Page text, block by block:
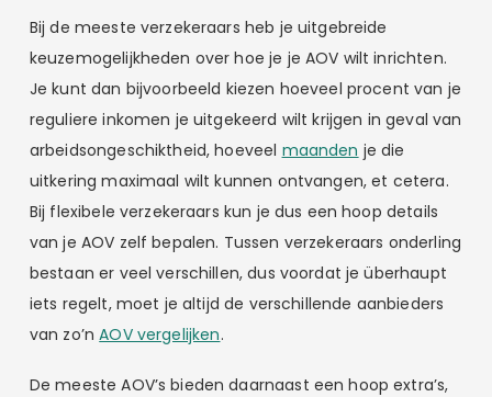
Bij de meeste verzekeraars heb je uitgebreide
keuzemogelijkheden over hoe je je AOV wilt inrichten.
Je kunt dan bijvoorbeeld kiezen hoeveel procent van je
reguliere inkomen je uitgekeerd wilt krijgen in geval van
arbeidsongeschiktheid, hoeveel maanden je die
uitkering maximaal wilt kunnen ontvangen, et cetera.
Bij flexibele verzekeraars kun je dus een hoop details
van je AOV zelf bepalen. Tussen verzekeraars onderling
bestaan er veel verschillen, dus voordat je überhaupt
iets regelt, moet je altijd de verschillende aanbieders
van zo’nAOV vergelijken.
De meeste AOV’s bieden daarnaast een hoop extra’s,